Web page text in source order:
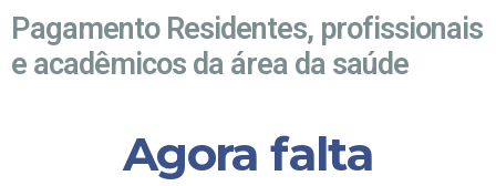
Pagamento Residentes, profissionais
e acadêmicos da área da saúde
Agora falta